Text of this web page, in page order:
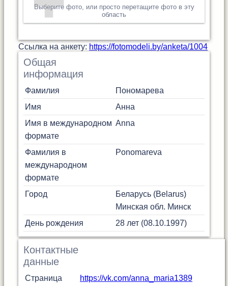
Выберите фото, или просто перетащите фото в эту
область
Cсылка на анкету: https://fotomodeli.by/anketa/1004
Общая
информация
Фамилия
Пономарева
Имя
Анна
Имя в международном
формате
Anna
Фамилия в
международном
формате
Ponomareva
Город
Беларусь (Belarus)
Минская обл. Минск
День рождения
28 лет (08.10.1997)
Контактные
данные
Страница
https://vk.com/anna_maria1389